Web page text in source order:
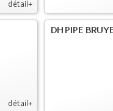
détail+
détail+
DH PIPE